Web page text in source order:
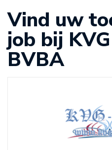
Vind uw
job bij
BVBA